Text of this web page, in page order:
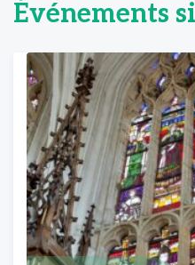
Événements